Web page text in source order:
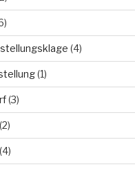
(4)
(1)
(3)
(2)